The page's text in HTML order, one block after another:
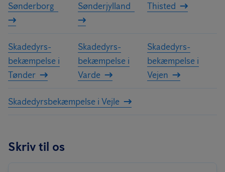
Sønderborg
Sønderjylland
Thisted
Skadedyrs­
bekæmpelse i
Tønder
Skadedyrs­
bekæmpelse i
Varde
Skadedyrs­
bekæmpelse i
Vejen
Skadedyrs­bekæmpelse i Vejle
Skriv til os